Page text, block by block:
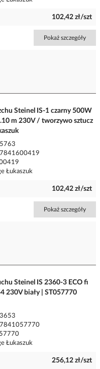
102,42 zł/szt
Pokaż szczegóły
Steinel IS-1 czarny 500W
m 230V / tworzywo sztucz
Łukaszuk
102,42 zł/szt
Pokaż szczegóły
Steinel IS 2360-3 ECO fi
230V biały | ST057770
Łukaszuk
256,12 zł/szt